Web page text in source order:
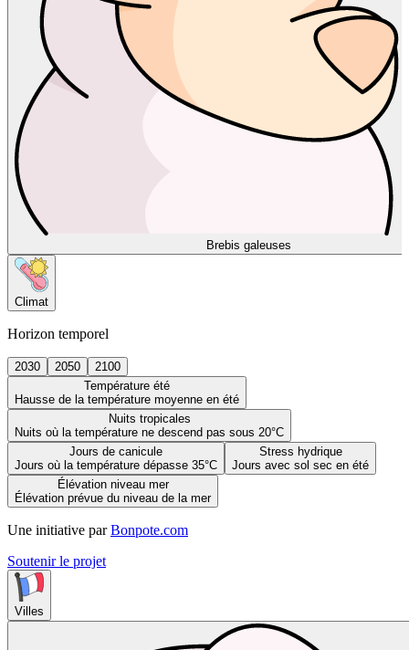
Brebis galeuses
Climat
Horizon temporel
2030 2050
2100
Température été
Hausse de la température moyenne en été
Nuits tropicales
Nuits où la température ne descend pas sous 20°C
Jours de canicule
Jours où la température dépasse 35°C
Stress hydrique
Jours avec sol sec en été
Élévation niveau mer
Élévation prévue du niveau de la mer
Une initiative par Bonpote.com
Soutenir le projet
Villes